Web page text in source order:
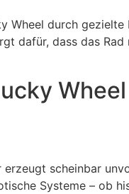
Wheel durch gezielte
dafür, dass das
scheinbar
Systeme – ob